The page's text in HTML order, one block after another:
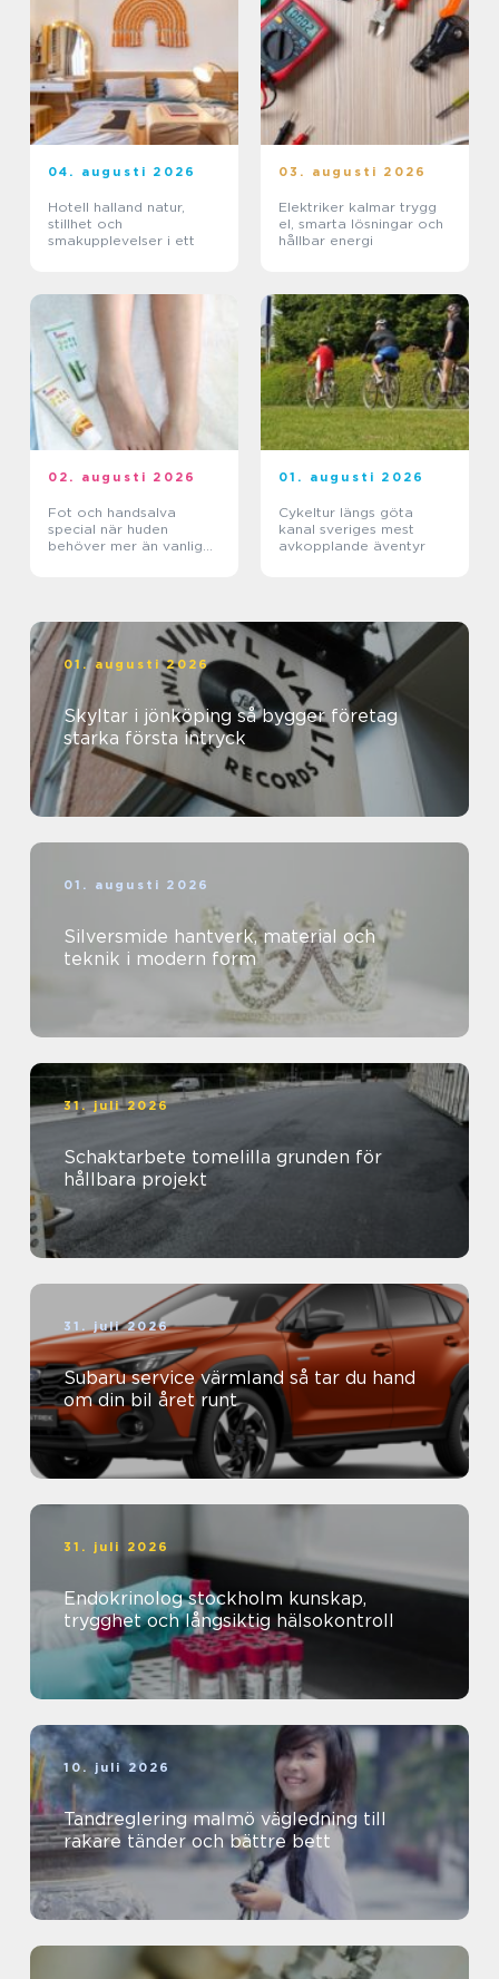
04. augusti 2026
Hotell halland natur,
stillhet och
smakupplevelser i ett
03. augusti 2026
Elektriker kalmar trygg
el, smarta lösningar och
hållbar energi
02. augusti 2026
Fot och handsalva
special när huden
behöver mer än vanlig
01. augusti 2026
Cykeltur längs göta
kanal sveriges mest
avkopplande äventyr
01. augusti 2026
Skyltar i jönköping så bygger företag
starka första intryck
01. augusti 2026
Silversmide hantverk, material och
teknik i modern form
31. juli 2026
Schaktarbete tomelilla grunden för
hållbara projekt
31. juli 2026
Subaru service värmland så tar du hand
om din bil året runt
31. juli 2026
Endokrinolog stockholm kunskap,
trygghet och långsiktig hälsokontroll
10. juli 2026
Tandreglering malmö vägledning till
rakare tänder och bättre bett